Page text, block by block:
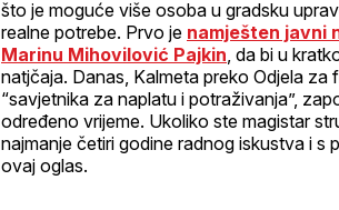
što je moguće više osoba u gradsku
realne potrebe. Prvo je namješten javni
Marinu Mihovilović Pajkin , da bi u
natjčaja. Danas, Kalmeta preko Odjela
“savjetnika za naplatu i potraživanja”,
određeno vrijeme. Ukoliko ste magistar
najmanje četiri godine radnog iskustva i s
ovaj oglas.